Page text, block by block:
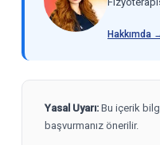
Hakkımda
Yasal Uyarı: Bu içerik
başvurmanız önerilir.